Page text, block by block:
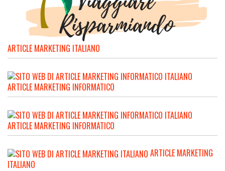
ARTICLE MARKETING ITALIANO
ARTICLE MARKETING INFORMATICO
ARTICLE MARKETING INFORMATICO
ARTICLE MARKETING
ITALIANO